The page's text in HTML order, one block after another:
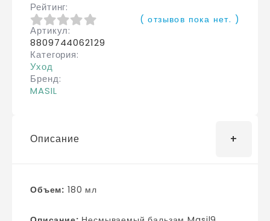
Рейтинг
0из 5
( отзывов пока нет. )
Артикул
8809744062129
Категория
Уход
Бренд
MASIL
Описание
Объем: 180 мл